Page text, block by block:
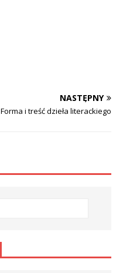
NASTĘPNY
Forma i treść dzieła literackiego